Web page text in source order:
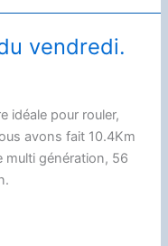
vendredi.
idéale pour rouler,
avons fait 10.4Km
multi génération, 56